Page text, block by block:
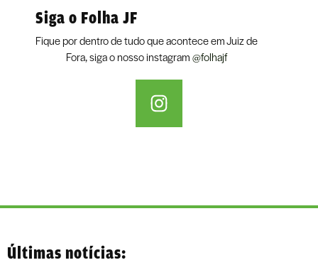
Siga o Folha JF
Fique por dentro de tudo que acontece em Juiz de
Fora, siga o nosso instagram@folhajf
Últimas notícias: